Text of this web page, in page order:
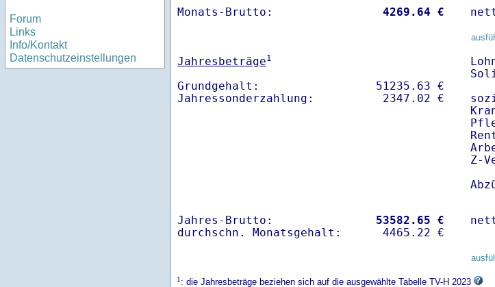
Forum
Links
Info/Kontakt
Datenschutzeinstellungen
Monats-Brutto: 4269.64 €
Jahresbeträge1
Grundgehalt:                 51235.63 €
Z-
Jahres-Brutto: 53582.65 €
1: die Jahresbeträge beziehen sich auf die ausgewählte Tabelle TV-H 2023